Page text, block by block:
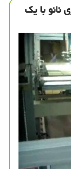
نانو با یك